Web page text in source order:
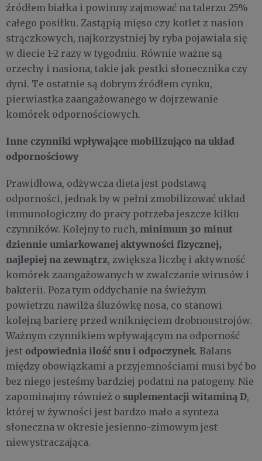
źródłem białka i powinny zajmować na talerzu 25%
całego posiłku. Zastąpią mięso czy kotlet z nasion
strączkowych, najkorzystniej by ryba pojawiała się
w diecie 1-2 razy w tygodniu. Równie ważne są
orzechy i nasiona, takie jak pestki słonecznika czy
dyni. Te ostatnie są dobrym źródłem cynku,
pierwiastka zaangażowanego w dojrzewanie
komórek odpornościowych.
Inne czynniki wpływające mobilizująco na układ
odpornościowy
Prawidłowa, odżywcza dieta jest podstawą
odporności, jednak by w pełni zmobilizować układ
immunologiczny do pracy potrzeba jeszcze kilku
czynników. Kolejny to ruch, minimum 30 minut
dziennie umiarkowanej aktywności fizycznej,
najlepiej na zewnątrz, zwiększa liczbę i aktywność
komórek zaangażowanych w zwalczanie wirusów i
bakterii. Poza tym oddychanie na świeżym
powietrzu nawilża śluzówkę nosa, co stanowi
kolejną barierę przed wniknięciem drobnoustrojów.
Ważnym czynnikiem wpływającym na odporność
jest odpowiednia ilość snu i odpoczynek. Balans
między obowiązkami a przyjemnościami musi być bo
bez niego jesteśmy bardziej podatni na patogeny. Nie
zapominajmy również o suplementacji witaminą D,
której w żywności jest bardzo mało a synteza
słoneczna w okresie jesienno-zimowym jest
niewystraczająca.